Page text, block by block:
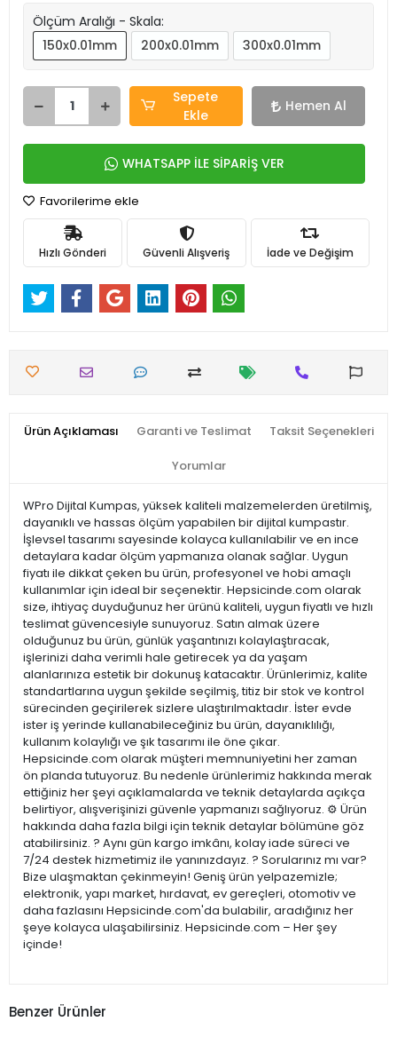
Ölçüm Aralığı - Skala:
150x0.01mm
200x0.01mm 300x0.01mm
Sepete
Ekle
Hemen Al
WHATSAPP İLE SİPARİŞ VER
Favorilerime ekle
Hızlı Gönderi Güvenli Alışveriş İade ve Değişim
Ürün Açıklaması Garanti ve Teslimat Taksit Seçenekleri
Yorumlar
WPro Dijital Kumpas, yüksek kaliteli malzemelerden üretilmiş,
dayanıklı ve hassas ölçüm yapabilen bir dijital kumpastır.
İşlevsel tasarımı sayesinde kolayca kullanılabilir ve en ince
detaylara kadar ölçüm yapmanıza olanak sağlar. Uygun
fiyatı ile dikkat çeken bu ürün, profesyonel ve hobi amaçlı
kullanımlar için ideal bir seçenektir. Hepsicinde.com olarak
size, ihtiyaç duyduğunuz her ürünü kaliteli, uygun fiyatlı ve hızlı
teslimat güvencesiyle sunuyoruz. Satın almak üzere
olduğunuz bu ürün, günlük yaşantınızı kolaylaştıracak,
işlerinizi daha verimli hale getirecek ya da yaşam
alanlarınıza estetik bir dokunuş katacaktır. Ürünlerimiz, kalite
standartlarına uygun şekilde seçilmiş, titiz bir stok ve kontrol
sürecinden geçirilerek sizlere ulaştırılmaktadır. İster evde
ister iş yerinde kullanabileceğiniz bu ürün, dayanıklılığı,
kullanım kolaylığı ve şık tasarımı ile öne çıkar.
Hepsicinde.com olarak müşteri memnuniyetini her zaman
ön planda tutuyoruz. Bu nedenle ürünlerimiz hakkında merak
ettiğiniz her şeyi açıklamalarda ve teknik detaylarda açıkça
belirtiyor, alışverişinizi güvenle yapmanızı sağlıyoruz. ⚙️ Ürün
hakkında daha fazla bilgi için teknik detaylar bölümüne göz
atabilirsiniz. ? Aynı gün kargo imkânı, kolay iade süreci ve
7/24 destek hizmetimiz ile yanınızdayız. ? Sorularınız mı var?
Bize ulaşmaktan çekinmeyin! Geniş ürün yelpazemizle;
elektronik, yapı market, hırdavat, ev gereçleri, otomotiv ve
daha fazlasını Hepsicinde.com'da bulabilir, aradığınız her
şeye kolayca ulaşabilirsiniz. Hepsicinde.com – Her şey
içinde!
Benzer Ürünler